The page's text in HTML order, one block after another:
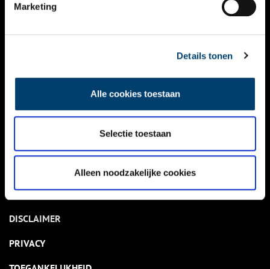
Marketing
Details tonen
Alle cookies toestaan
Selectie toestaan
Alleen noodzakelijke cookies
NIEUWS
KALENDER
ACTIVITEITEN
NIEUWSBRIEF
DISCLAIMER
PRIVACY